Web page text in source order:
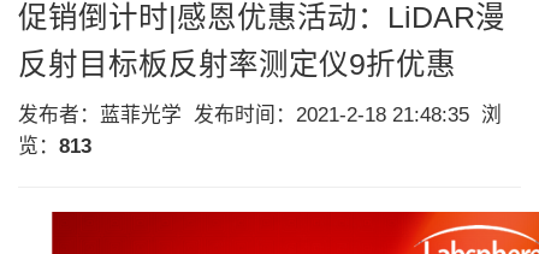
促销倒计时|感恩优惠活动：LiDAR漫
反射目标板反射率测定仪9折优惠
发布者：蓝菲光学 发布时间：2021-2-18 21:48:35 浏
览： 813